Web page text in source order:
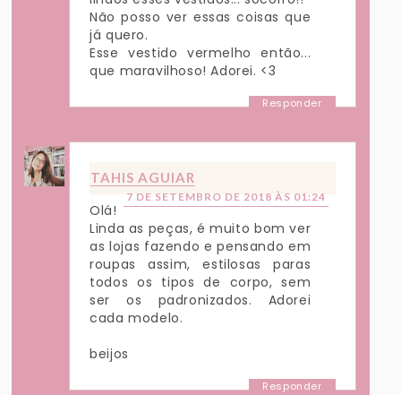
Não posso ver essas coisas que
já quero.
Esse vestido vermelho então...
que maravilhoso! Adorei. <3
Responder
TAHIS AGUIAR
7 DE SETEMBRO DE 2018 ÀS 01:24
Olá!
Linda as peças, é muito bom ver
as lojas fazendo e pensando em
roupas assim, estilosas paras
todos os tipos de corpo, sem
ser os padronizados. Adorei
cada modelo.
beijos
Responder